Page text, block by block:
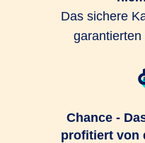
Das sichere
Chance -
profitiert von